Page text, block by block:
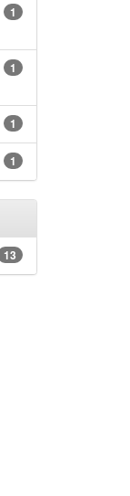
1
1
1
1
13